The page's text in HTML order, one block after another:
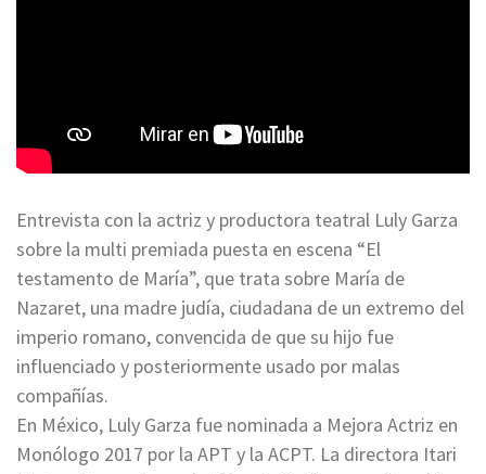
Entrevista con la actriz y productora teatral Luly Garza
sobre la multi premiada puesta en escena “El
testamento de María”, que trata sobre María de
Nazaret, una madre judía, ciudadana de un extremo del
imperio romano, convencida de que su hijo fue
influenciado y posteriormente usado por malas
compañías.
En México, Luly Garza fue nominada a Mejora Actriz en
Monólogo 2017 por la APT y la ACPT. La directora Itari